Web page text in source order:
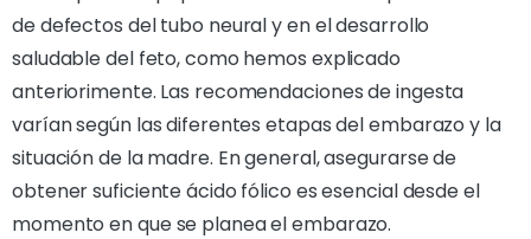
de defectos del tubo neural y en el desarrollo
saludable del feto, como hemos explicado
anteriorimente. Las recomendaciones de ingesta
varían según las diferentes etapas del embarazo y la
situación de la madre. En general, asegurarse de
obtener suficiente ácido fólico es esencial desde el
momento en que se planea el embarazo.